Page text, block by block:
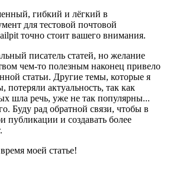
гибкий и лёгкий в
для тестовой почтовой
точно стоит вашего внимания.
писатель статей, но желание
чем-то полезным наконец привело
статьи. Другие темы, которые я
потеряли актуальность, так как
шла речь, уже не так популярны...
Буду рад обратной связи, чтобы в
публикации и создавать более
моей статье!